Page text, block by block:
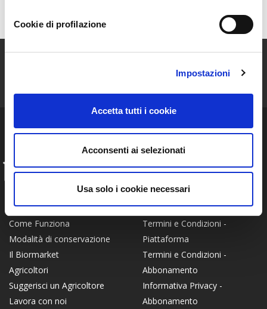
Cookie di profilazione
Impostazioni
Accetta tutti i cookie
Acconsenti ai selezionati
Usa solo i cookie necessari
ISCRIVITI ALLA NEWSLETTER
Certificato Bio
Come Funziona
Modalità di conservazione
Il Biormarket
Agricoltori
Suggerisci un Agricoltore
Lavora con noi
INFO
FAQ
Privacy Policy
Termini e Condizioni -
Piattaforma
Termini e Condizioni -
Abbonamento
Informativa Privacy -
Abbonamento